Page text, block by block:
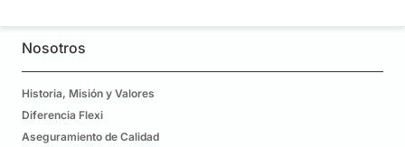
Nosotros
Historia, Misión y Valores
Diferencia Flexi
Aseguramiento de Calidad